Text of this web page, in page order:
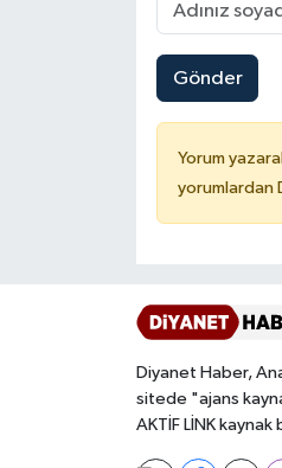
Gönder
Yorum
yorumlardan
Diyanet Haber,
sitede "ajans
AKTİF LİNK
Kars Müftülüğü
Kastamonu Müftülüğü
Kayseri Müftülüğü
Kırklareli Müftülüğü
Kırşehir Müftülüğü
Kocaeli Müftülüğü